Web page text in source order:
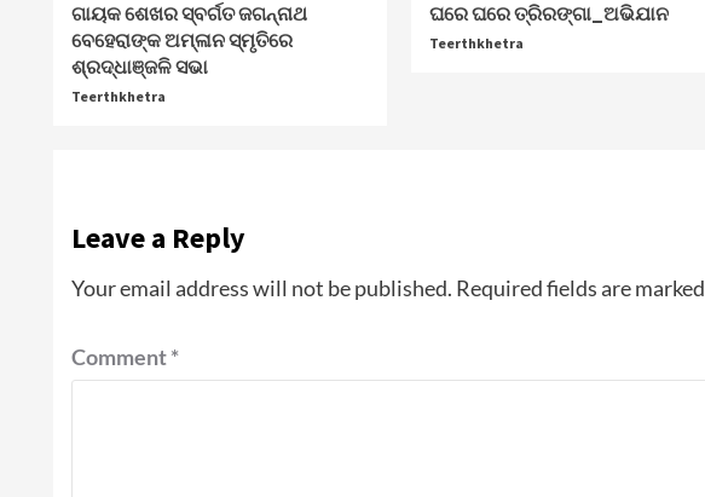
ଗାୟକ ଶେଖର ସ୍ବର୍ଗତ ଜଗନ୍ନାଥ
ବେହେରାଙ୍କ ଅମ୍ଳାନ ସ୍ମୃତିରେ
ଶ୍ରଦ୍ଧାଞ୍ଜଳି ସଭା
Teerthkhetra
ଘରେ ଘରେ ତ୍ରିରଙ୍ଗା_ଅଭିଯାନ
Teerthkhetra
Leave a Reply
Your email address will not be published. Required fields are marked
Comment*